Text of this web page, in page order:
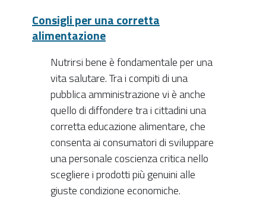
Consigli per una corretta
alimentazione
Nutrirsi bene è fondamentale per una
vita salutare. Tra i compiti di una
pubblica amministrazione vi è anche
quello di diffondere tra i cittadini una
corretta educazione alimentare, che
consenta ai consumatori di sviluppare
una personale coscienza critica nello
scegliere i prodotti più genuini alle
giuste condizione economiche.